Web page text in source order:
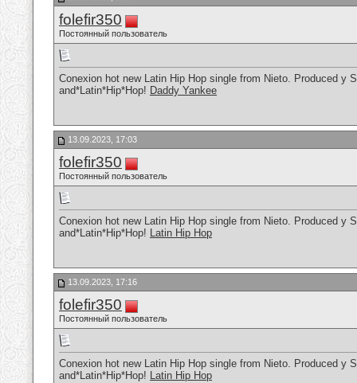
folefir350
Постоянный пользователь
Conexion hot new Latin Hip Hop single from Nieto. Produced y
and*Latin*Hip*Hop! Daddy Yankee
13.09.2023, 17:03
folefir350
Постоянный пользователь
Conexion hot new Latin Hip Hop single from Nieto. Produced y
and*Latin*Hip*Hop! Latin Hip Hop
13.09.2023, 17:16
folefir350
Постоянный пользователь
Conexion hot new Latin Hip Hop single from Nieto. Produced y
and*Latin*Hip*Hop! Latin Hip Hop